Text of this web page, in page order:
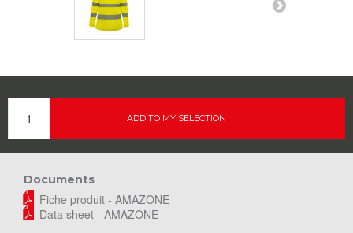
ADD TO MY SELECTION
Documents
Fiche produit - AMAZONE
Data sheet - AMAZONE